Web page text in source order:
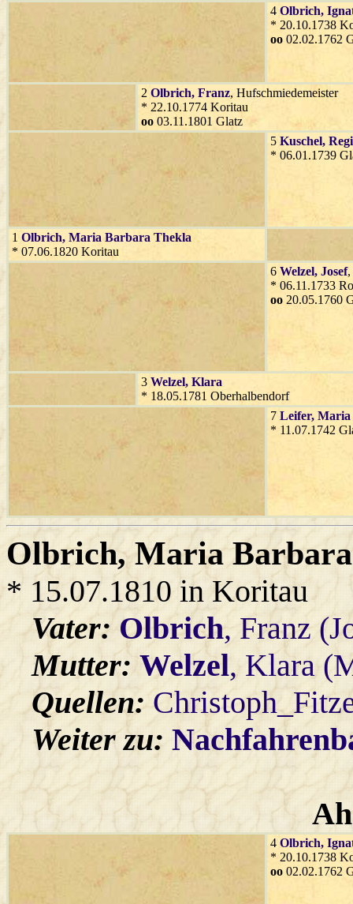
4 Olbrich,
* 20.10.1738
oo 02.02.1762
2 Olbrich, Franz, Hufschmiedemeister
* 22.10.1774 Koritau
oo 03.11.1801 Glatz
5 Kuschel,
* 06.01.1739
1 Olbrich, Maria Barbara Thekla
* 07.06.1820 Koritau
6 Welzel, Josef,
* 06.11.1733
oo 20.05.1760
3 Welzel, Klara
* 18.05.1781 Oberhalbendorf
7 Leifer, Maria
* 11.07.1742
Olbrich, Maria
* 15.07.1810 in Koritau
Vater:Olbrich, Franz
Mutter:Welzel, Klara
Quellen:
Weiter zu:
4 Olbrich,
* 20.10.1738
oo 02.02.1762